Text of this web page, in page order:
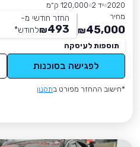
2020 יד 2
120,000 ק״מ
מחיר
45,000
₪
החזר חודשי מ-
493
₪לחודש*
תוספות לעיסקה
לפגישה בסוכנות
*חישוב ההחזר מפורט בתקנון